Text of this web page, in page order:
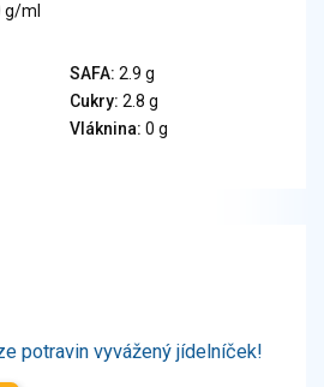
výrobky
výrobky
pufované výrobky
g/ml
SAFA: 2.9 g
Cukry: 2.8 g
Vláknina: 0 g
potravin vyvážený jídelníček!